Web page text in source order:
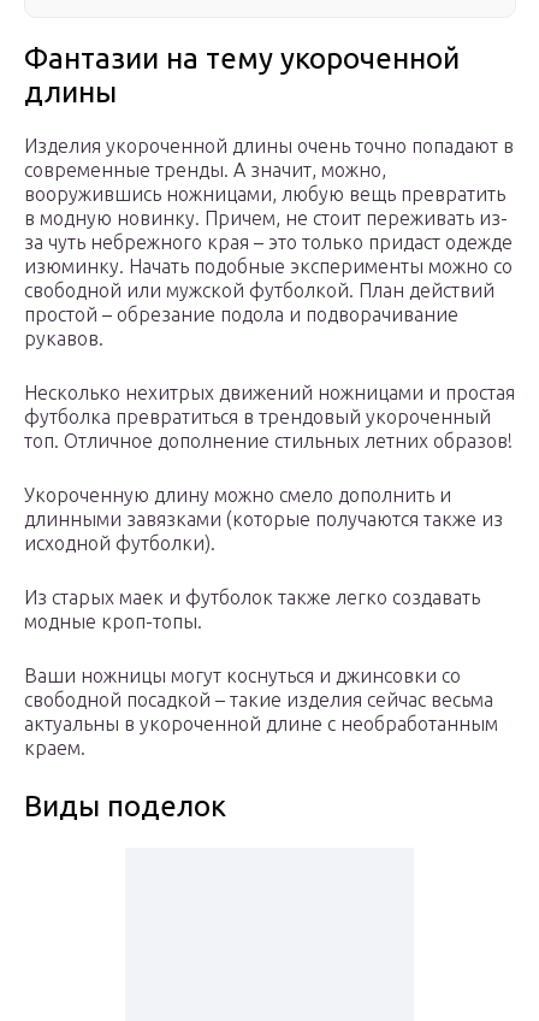
Фантазии на тему укороченной
длины
Изделия укороченной длины очень точно попадают в
современные тренды. А значит, можно,
вооружившись ножницами, любую вещь превратить
в модную новинку. Причем, не стоит переживать из-
за чуть небрежного края – это только придаст одежде
изюминку. Начать подобные эксперименты можно со
свободной или мужской футболкой. План действий
простой – обрезание подола и подворачивание
рукавов.
Несколько нехитрых движений ножницами и простая
футболка превратиться в трендовый укороченный
топ. Отличное дополнение стильных летних образов!
Укороченную длину можно смело дополнить и
длинными завязками (которые получаются также из
исходной футболки).
Из старых маек и футболок также легко создавать
модные кроп-топы.
Ваши ножницы могут коснуться и джинсовки со
свободной посадкой – такие изделия сейчас весьма
актуальны в укороченной длине с необработанным
краем.
Виды поделок